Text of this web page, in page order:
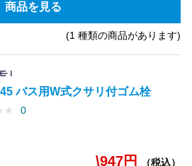
商品を見る
(1 種類の商品があります)
バス用W式クサリ付ゴム栓
★ 0
\947円 （税込）